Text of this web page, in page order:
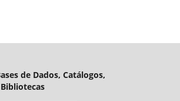
de Dados, Catálogos,